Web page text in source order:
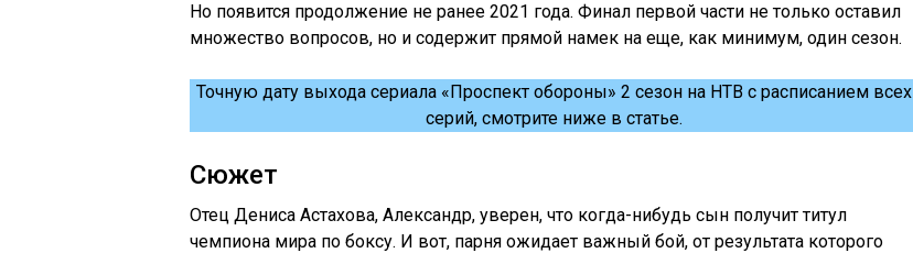
Но появится продолжение не ранее 2021 года. Финал первой части не только оставил
множество вопросов, но и содержит прямой намек на еще, как минимум, один сезон.
Точную дату выхода сериала «Проспект обороны» 2 сезон на НТВ с расписанием всех
серий, смотрите ниже в статье.
Сюжет
Отец Дениса Астахова, Александр, уверен, что когда-нибудь сын получит титул
чемпиона мира по боксу. И вот, парня ожидает важный бой, от результата которого